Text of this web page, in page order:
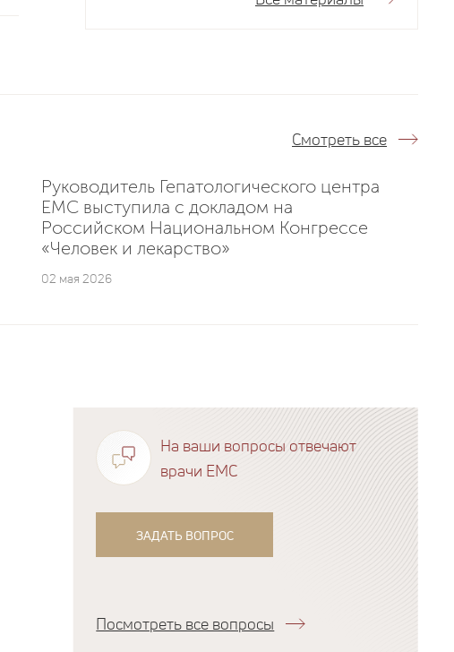
Руководитель Гепатологического центра
EMC выступила с докладом на
Российском Национальном Конгрессе
«Человек и лекарство»
02 мая 2026
Смотреть все
На ваши вопросы отвечают
врачи EMC
ЗАДАТЬ ВОПРОС
Посмотреть все вопросы